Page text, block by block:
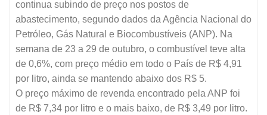
continua subindo de preço nos postos de
abastecimento, segundo dados da Agência Nacional do
Petróleo, Gás Natural e Biocombustíveis (ANP). Na
semana de 23 a 29 de outubro, o combustível teve alta
de 0,6%, com preço médio em todo o País de R$ 4,91
por litro, ainda se mantendo abaixo dos R$ 5.
O preço máximo de revenda encontrado pela ANP foi
de R$ 7,34 por litro e o mais baixo, de R$ 3,49 por litro.